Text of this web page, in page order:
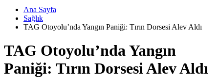
Ana Sayfa
Sağlık
TAG Otoyolu’nda Yangın Paniği: Tırın Dorsesi Alev Aldı
TAG Otoyolu’nda Yangın
Paniği: Tırın Dorsesi Alev Aldı